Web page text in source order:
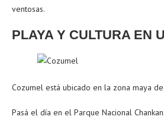
ventosas.
PLAYA Y CULTURA EN
Cozumel está ubicado en la zona maya de
Pasá el día en el Parque Nacional